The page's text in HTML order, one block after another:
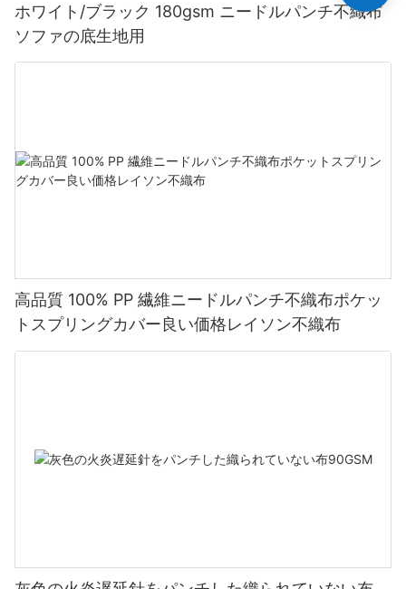
ホワイト/ブラック 180gsm ニードルパンチ不織布
ソファの底生地用
高品質 100% PP 繊維ニードルパンチ不織布ポケッ
トスプリングカバー良い価格レイソン不織布